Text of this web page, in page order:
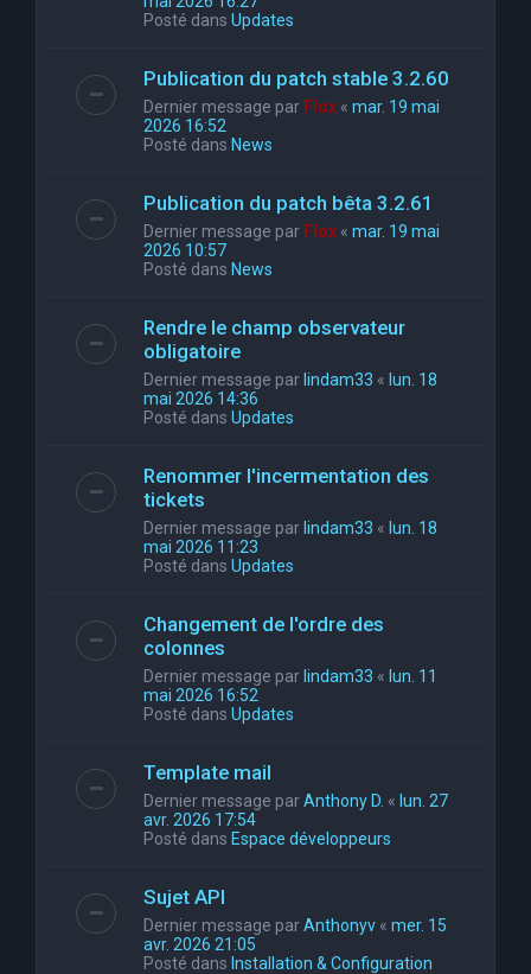
Posté dans Updates
Publication du patch stable 3.2.60
Dernier message par Flox « mar. 19 mai
2026 16:52
Posté dans News
Publication du patch bêta 3.2.61
Dernier message par Flox « mar. 19 mai
2026 10:57
Posté dans News
Rendre le champ observateur
obligatoire
Dernier message parlindam33 « lun. 18
mai 2026 14:36
Posté dans Updates
Renommer l'incermentation des
tickets
Dernier message parlindam33 « lun. 18
mai 2026 11:23
Posté dans Updates
Changement de l'ordre des
colonnes
Dernier message parlindam33 « lun. 11
mai 2026 16:52
Posté dans Updates
Template mail
Dernier message parAnthony D. « lun. 27
avr. 2026 17:54
Posté dans Espace développeurs
Sujet API
Dernier message parAnthonyv « mer. 15
avr. 2026 21:05
Posté dans Installation & Configuration